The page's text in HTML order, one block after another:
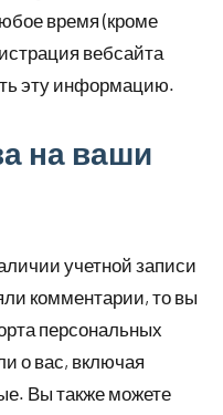
время (кроме
вебсайта
эту информацию.
на ваши
учетной записи
комментарии, то вы
персональных
о вас, включая
Вы также можете